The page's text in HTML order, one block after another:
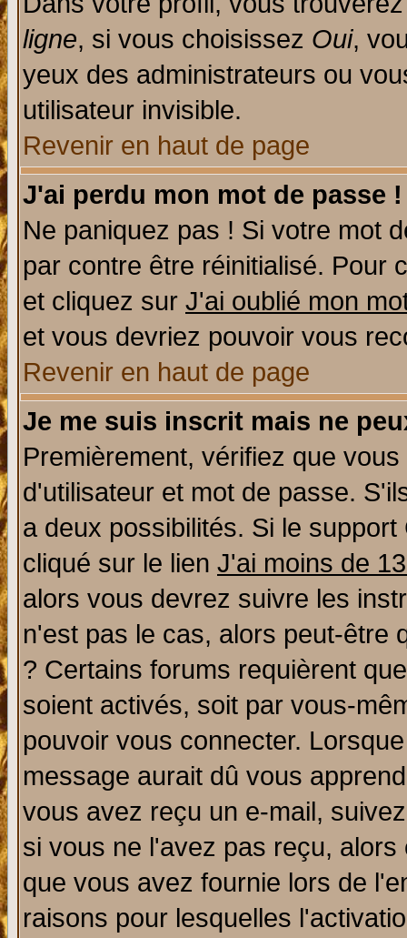
ligne, si vous choisissez Oui,
yeux des administrateurs ou
utilisateur invisible.
Revenir en haut de page
J'ai perdu mon mot de passe !
Ne paniquez pas ! Si votre mot
par contre être réinitialisé. Pour
et cliquez sur J'ai oublié mon
et vous devriez pouvoir vous
Revenir en haut de page
Je me suis inscrit mais ne
Premièrement, vérifiez que
d'utilisateur et mot de passe.
a deux possibilités. Si le
cliqué sur le lien J'ai moins de
alors vous devrez suivre les
n'est pas le cas, alors peut-être
? Certains forums requièrent
soient activés, soit par vous-
pouvoir vous connecter.
message aurait dû vous
vous avez reçu un e-mail,
si vous ne l'avez pas reçu,
que vous avez fournie lors de
raisons pour lesquelles